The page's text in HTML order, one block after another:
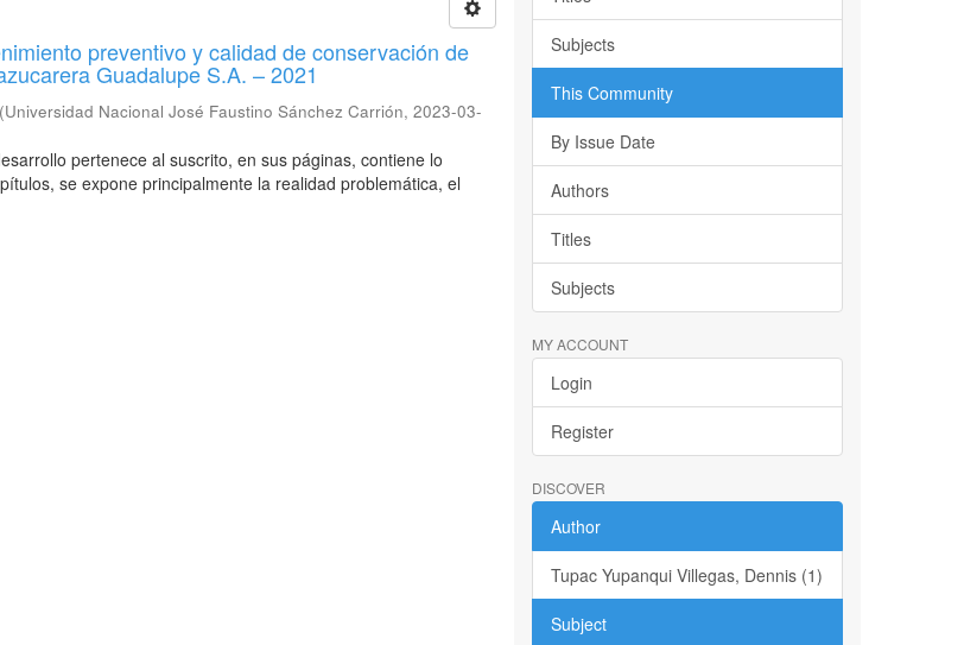
preventivo y calidad de conservación de
Guadalupe S.A. – 2021
(Universidad Nacional José Faustino Sánchez Carrión,2023-03-
pertenece al suscrito, en sus páginas, contiene lo
se expone principalmente la realidad problemática, el
Subjects
This Community
By Issue Date
Authors
Titles
Subjects
MY ACCOUNT
Login
Register
DISCOVER
Author
Tupac Yupanqui Villegas, Dennis (1)
Subject